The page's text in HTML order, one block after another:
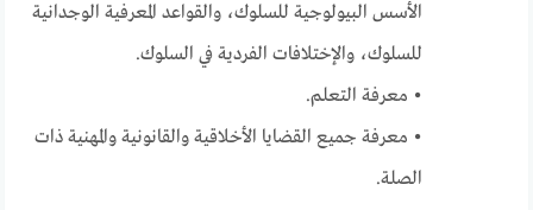
الأسس البيولوجية للسلوك، والقواعد المعرفية الوجدانية
للسلوك، والإختلافات الفردية في السلوك.
• معرفة التعلم.
• معرفة جميع القضايا الأخلاقية والقانونية والمهنية ذات
الصلة.